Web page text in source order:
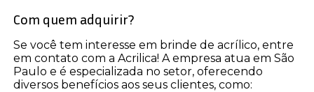
Com quem adquirir?
Se você tem interesse em brinde de acrílico, entre
em contato com a Acrilica! A empresa atua em São
Paulo e é especializada no setor, oferecendo
diversos benefícios aos seus clientes, como: